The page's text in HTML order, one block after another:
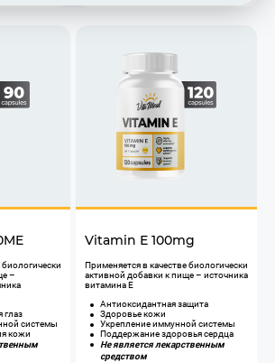
–
глаз
системы
кожи
Vitamin Е 100mg
Применяется в качестве биологически
активной добавки к пище – источника
витамина Е
Антиоксидантная защита
Здоровье кожи
Укрепление иммунной системы
Поддержание здоровья сердца
Не является лекарственным
средством